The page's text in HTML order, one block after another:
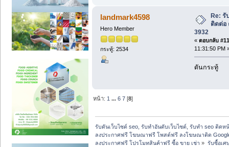
landmark4598
Hero Member
กระทู้: 2534
Re: รั
ติดต่อ
3932
« ตอบกลับ
11:31:50 PM
ดันกระทู้
หน้า: 1 ...6 7 [8]
รับดันเว็บไซต์ seo, รับทำอันดับเว็บไซต์, รับทำ seo ติดห
ลงประกาศฟรี โฆษณาฟรี โพสต์ฟรี ลงโฆษณาติด
ลงประกาศฟรี โปรโมทสินค้าฟรี ซื้อ ขาย เช่า » รับซื้อเศ